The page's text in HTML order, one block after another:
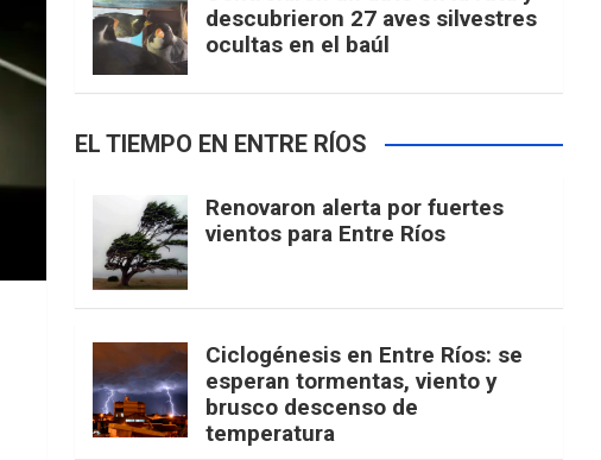
descubrieron 27 aves silvestres
ocultas en el baúl
EL TIEMPO EN ENTRE RÍOS
Renovaron alerta por fuertes
vientos para Entre Ríos
Ciclogénesis en Entre Ríos: se
esperan tormentas, viento y
brusco descenso de
temperatura